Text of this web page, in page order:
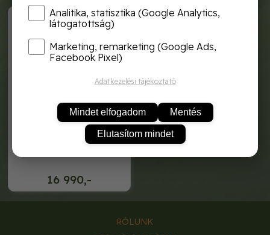
HECHT COVER 5
16 990,-
hecht cover5 takaró adelle 5
RÓLUNK
Analitika, statisztika (Google Analytics,
látogatottság)
Marketing, remarketing (Google Ads,
Facebook Pixel)
Adatkezelési tájékoztató
Mindet elfogadom Mentés
Elutasítom mindet